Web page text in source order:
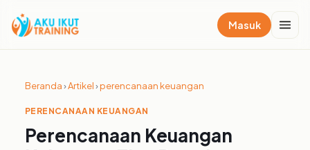
Masuk
Beranda›Artikel›perencanaan keuangan
PERENCANAAN KEUANGAN
Perencanaan Keuangan